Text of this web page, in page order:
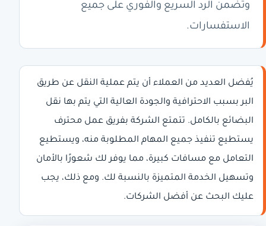
وتضمن الرد السريع والفوري على جميع
الاستفسارات.
يُفضل العديد من العملاء أن يتم عملية النقل عن طريق
البر بسبب الاحترافية والجودة العالية التي يتم بها نقل
البضائع بالكامل. تتمتع الشركة بفريق عمل محترف
يستطيع تنفيذ جميع المهام المطلوبة منه، ويستطيع
التعامل مع مسافات كبيرة، مما يوفر لك شعورًا بالأمان
وتسهيل الخدمة المتميزة بالنسبة لك. ومع ذلك، يجب
عليك البحث عن أفضل الشركات.